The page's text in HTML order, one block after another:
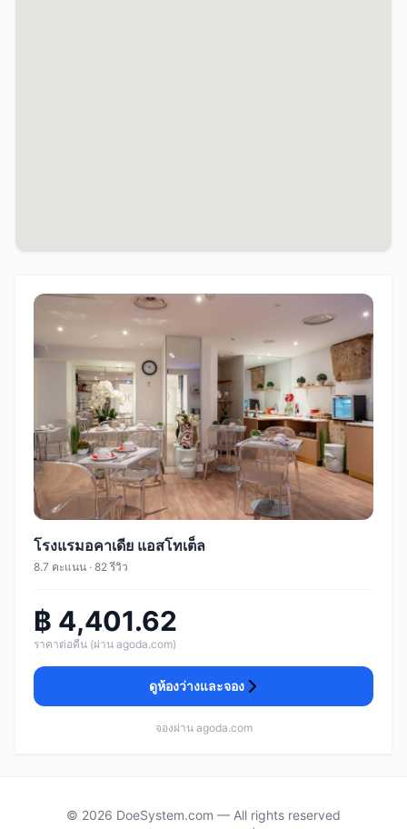
โรงแรมอคาเดีย แอสโทเต็ล
8.7 คะแนน · 82 รีวิว
฿ 4,401.62
ราคาต่อคืน (ผ่าน agoda.com)
ดูห้องว่างและจอง
จองผ่าน agoda.com
© 2026 DoeSystem.com — All rights reserved